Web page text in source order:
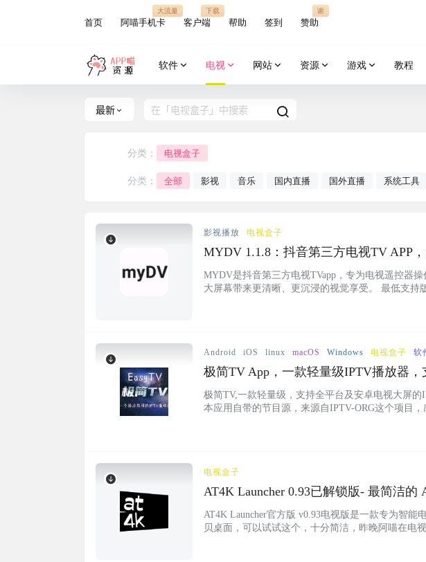
首页 阿喵手机卡
大流量
客户端
下载
帮助 签到 赞助
谢
软件 电视 网站 资源 游戏 教程
最新
分类： 电视盒子
分类： 全部 影视 音乐 国内直播 国外直播 系统工具
影视播放 电视盒子
MYDV 1.1.8：抖音第三方电视TV APP
MYDV是抖音第三方电视TVapp，专为电视遥控器
大屏幕带来更清晰、更沉浸的视觉享受。 最低支持
Android iOS linux macOS Windows 电视盒子 软
极简TV App，一款轻量级IPTV播放器
极简TV,一款轻量级，支持全平台及安卓电视大屏
本应用自带的节目源，来源自IPTV-ORG这个项目
电视盒子
AT4K Launcher 0.93已解锁版- 最简洁的
AT4K Launcher官方版 v0.93电视版是一款专为智
贝桌面，可以试试这个，十分简洁，昨晚阿喵在电